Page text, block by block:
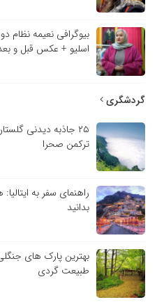
بیوگرافی نعیمه نظام
اسلیو + عکس قبل و
گردشگری
۲۵ جاذبه دیدنی
ترکمن صحرا
راهنمای سفر به
بدانید
بهترین پارک های
طبیعت گردی